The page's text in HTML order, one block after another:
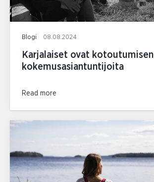
Blogi 08.08.2024
Karjalaiset ovat kotoutumisen
kokemusasiantuntijoita
Read more